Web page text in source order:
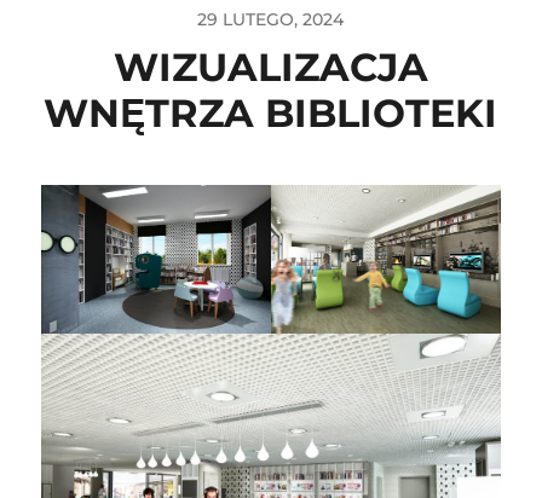
29 LUTEGO, 2024
WIZUALIZACJA
WNĘTRZA BIBLIOTEKI